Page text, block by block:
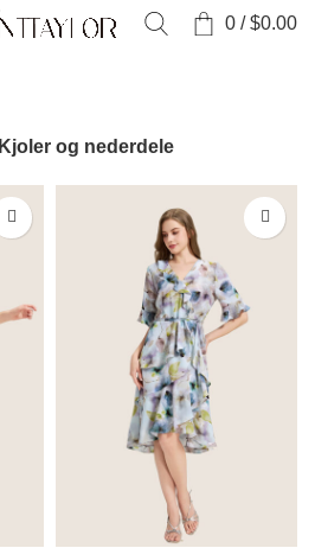
0 / $0.00
Kjoler og nederdele